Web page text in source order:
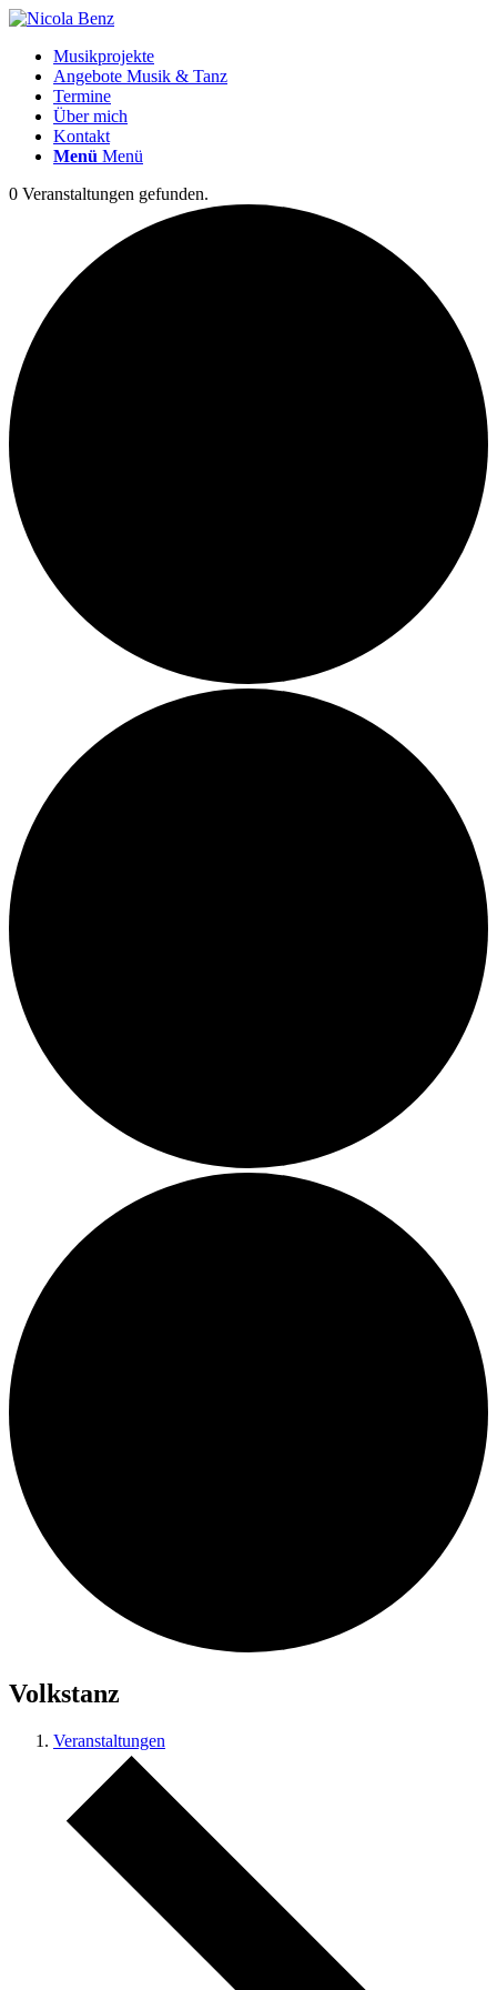
Musikprojekte
Angebote Musik & Tanz
Termine
Über mich
Kontakt
Menü Menü
0 Veranstaltungen gefunden.
Volkstanz
Veranstaltungen